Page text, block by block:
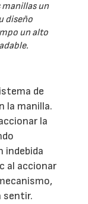
manillas un
diseño
un alto
de
la manilla.
la
indebida
al accionar
sentir.